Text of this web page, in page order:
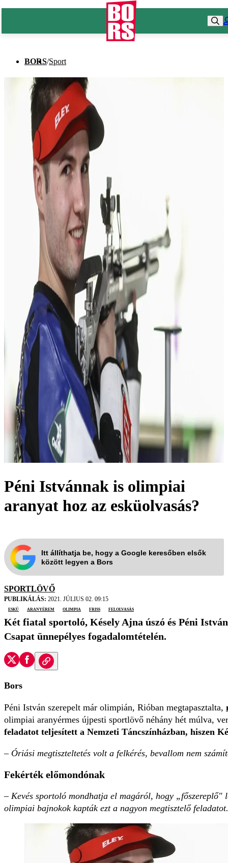
BORS/Sport
Péni Istvánnak is olimpiai
aranyat hoz az esküolvasás?
Itt állíthatja be, hogy a Google keresőben elsők
között legyen a Bors
SPORTLÖVŐ
PUBLIKÁLÁS: 2021. JÚLIUS 02. 09:15
eskü
aranyérem olimpia friss felolvasás
Két fiatal sportoló, Késely Ajna úszó és Péni
Csapat ünnepélyes fogadalomtételén.
Bors
Péni István szerepelt már olimpián, Rióban megtapasztalta,
olimpiai aranyérmes újpesti sportlövő néhány hét múlva,
feladatot teljesített a Nemzeti Táncszínházban, hiszen
– Óriási megtiszteltetés volt a felkérés, bevallom nem
Fekérték előmondónak
– Kevés sportoló mondhatja el magáról, hogy
olimpiai bajnokok kapták ezt a nagyon megtisztelő